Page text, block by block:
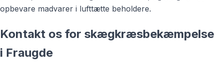
opbevare madvarer i lufttætte beholdere.
Kontakt os for skægkræsbekæmpelse
i Fraugde